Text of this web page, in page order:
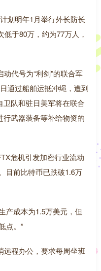
划明年1月举行外长防长
于80万，约为77万人，
代号为“利剑”的联合军
通过船舶运抵冲绳，遭到
队和驻日美军将在联合
武器装备等补给物资的
危机引发加密行业流动
目前比特币已跌破1.6万
产成本为1.5万美元，但
点。”
远程办公，要求每周坐班